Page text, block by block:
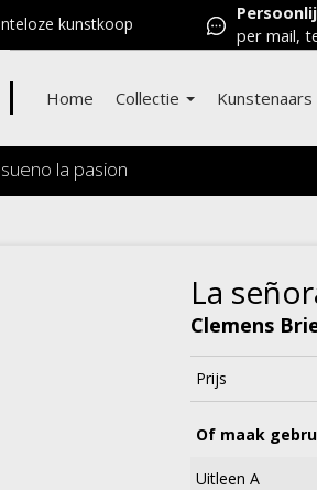
kunstkoop
per mail,
Home Collectie Kunstenaars
la pasion
La
Clemens
Prijs
Of maak
Uitleen A